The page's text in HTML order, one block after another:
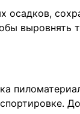
осадков,
выровнять